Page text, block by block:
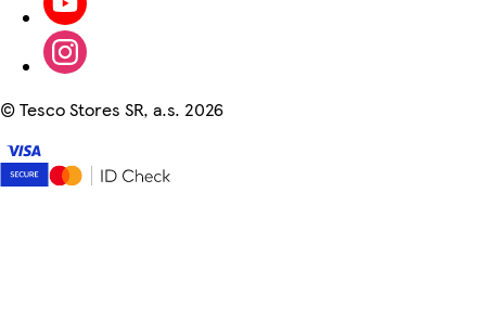
©Tesco Stores SR, a.s. 2026